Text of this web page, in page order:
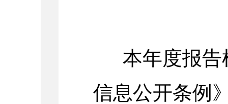
本年度报
信息公开条例